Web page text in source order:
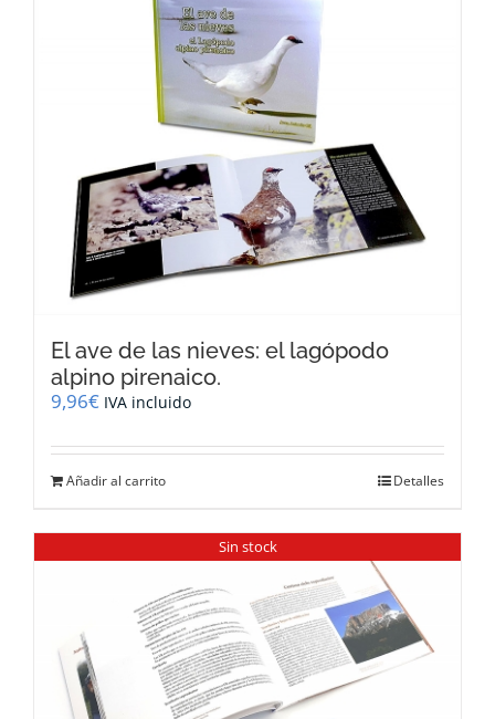
El ave de las nieves: el lagópodo
alpino pirenaico.
9,96€ IVA incluido
Añadir al carrito Detalles
Sin stock